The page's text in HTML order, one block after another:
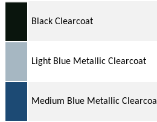
Black Clearcoat
Light Blue Metallic Clearcoat
Medium Blue Metallic